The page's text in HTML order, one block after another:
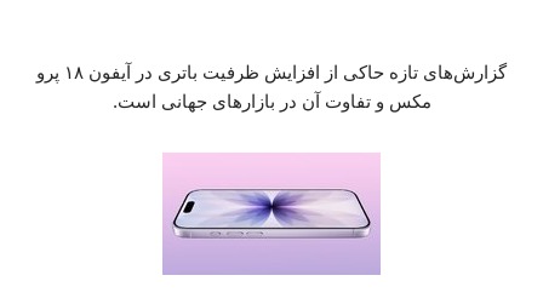
گزارش‌های تازه حاکی از افزایش ظرفیت باتری در آیفون ۱۸ پرو
مکس و تفاوت آن در بازارهای جهانی است.